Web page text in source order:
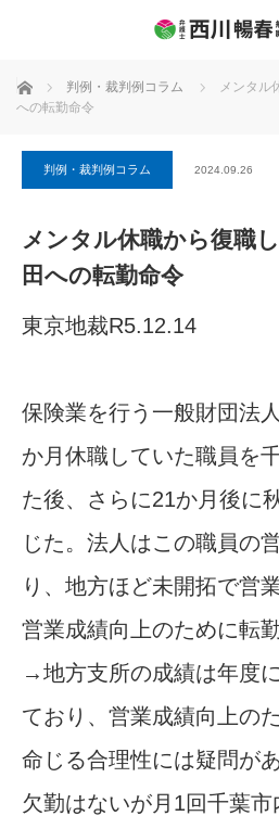
ホーム 判例・裁判例コラム
メンタル
への転勤命令
判例・裁判例コラム 2024.09.26
メンタル休職から復職
田への転勤命令
東京地裁R5.12.14
保険業を行う一般財団法
か月休職していた職員を
た後、さらに21か月後に
じた。法人はこの職員の
り、地方ほど未開拓で営
営業成績向上のために転
→地方支所の成績は年度
ており、営業成績向上の
命じる合理性には疑問が
欠勤はないが月1回千葉